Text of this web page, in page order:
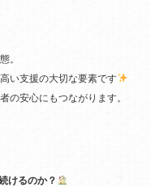
。
い支援の大切な要素です
の安心にもつながります。
けるのか？